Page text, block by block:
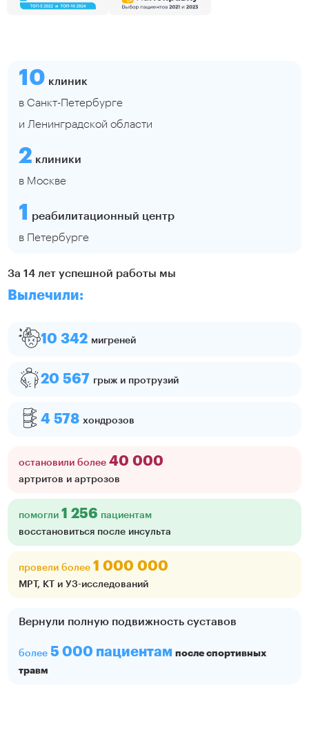
10 клиник
в Санкт-Петербурге
и Ленинградской области
2 клиники
в Москве
1 реабилитационный центр
в Петербурге
За 14 лет успешной работы мы
Вылечили:
10 342 мигреней
20 567 грыж и протрузий
4 578 хондрозов
остановили более40 000
артритов и артрозов
помогли1 256 пациентам
восстановиться после инсульта
провели более1 000 000
МРТ, КТ и УЗ-исследований
Вернули полную подвижность суставов
более 5 000 пациентам после спортивных
травм